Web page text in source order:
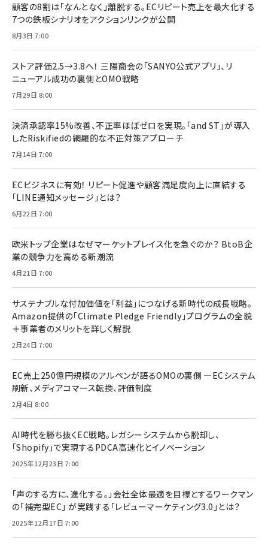
顧客の8割は「なんとなく」離脱する。ECリピート売上を最大化する
7つの鉄板シナリオをアクションリンクが公開
8月3日 7:00
ストア評価2.5→3.8へ！ 三陽商会の「SANYO公式アプリ」、リ
ニューアル成功の裏側とOMO戦略
7月29日 8:00
決済承認率15%改善、不正率ほぼゼロを実現。「and ST」が導入
したRiskifiedの網羅的な不正対策アプローチ
7月14日 7:00
ECビジネスに有効！ リピート促進や顧客満足度向上に直結する
「LINE通知メッセージ」とは？
6月22日 7:00
欧米トップ企業はなぜマーケットプレイス化を急ぐのか？ BtoB企
業の競争力を高める新潮流
4月21日 7:00
サステナブルな付加価値を「利益」につなげる新時代の成長戦略。
Amazon提供の「Climate Pledge Friendly」プログラムの全貌
＋事業者のメリットを詳しく解説
2月24日 7:00
EC売上250億円規模のアルペンが語るOMOの裏側 ―ECシステム
刷新、メディアコマース転換、評価制度
2月4日 8:00
AI時代を勝ち抜くEC戦略。レガシーシステムから脱却し、
「Shopify」で実現するPDCA高速化とイノベーション
2025年12月23日 7:00
「声のする方に、進化する。」会社全体最適を目標とするワークマン
の「補完型EC」 が実践する「レビューマーケティング3.0」とは？
2025年12月17日 7:00